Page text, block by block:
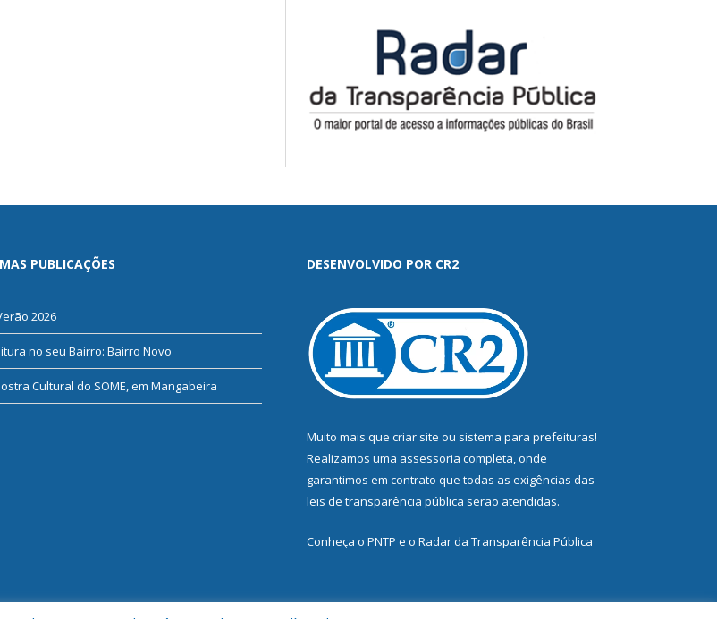
PUBLICAÇÕES
2026
no seu Bairro: Bairro Novo
Cultural do SOME, em Mangabeira
DESENVOLVIDO POR CR2
Muito mais que criar site ou sistema para prefeituras!
Realizamos uma assessoria completa, onde
garantimos em contrato que todas as exigências das
leis de transparência pública serão atendidas.
Conheça o PNTP e o Radar da Transparência Pública